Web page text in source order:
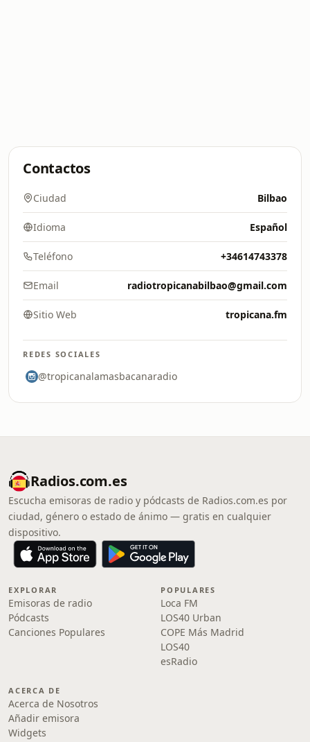
Contactos
Ciudad Bilbao
Idioma Español
Teléfono +34614743378
Email radiotropicanabilbao@gmail.com
Sitio Web tropicana.fm
REDES SOCIALES
@tropicanalamasbacanaradio
Radios.com.es
Escucha emisoras de radio y pódcasts de Radios.com.es por
ciudad, género o estado de ánimo — gratis en cualquier
dispositivo.
EXPLORAR
Emisoras de radio
Pódcasts
Canciones Populares
POPULARES
Loca FM
LOS40 Urban
COPE Más Madrid
LOS40
esRadio
ACERCA DE
Acerca de Nosotros
Añadir emisora
Widgets